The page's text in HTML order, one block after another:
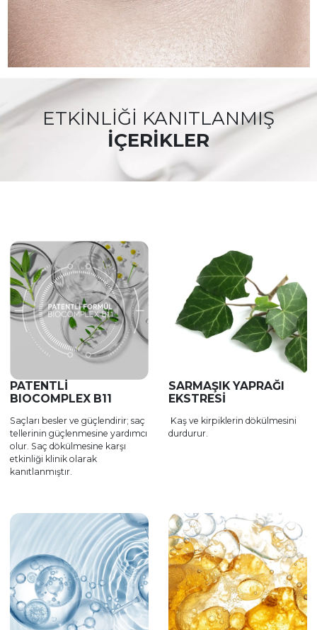
ETKİNLİĞİ KANITLANMIŞ
İÇERİKLER
PATENTLİ
BIOCOMPLEX B11
Saçları besler ve güçlendirir; saç
tellerinin güçlenmesine yardımcı
olur. Saç dökülmesine karşı
etkinliği klinik olarak
kanıtlanmıştır.
SARMAŞIK YAPRAĞI
EKSTRESİ
Kaş ve kirpiklerin dökülmesini
durdurur.